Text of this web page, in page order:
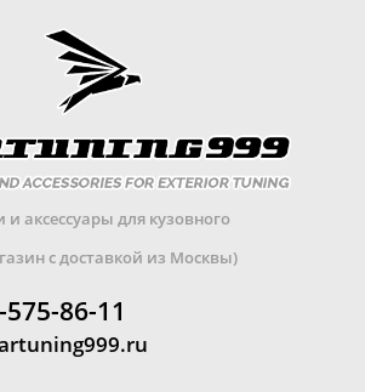
и аксессуары для кузовного
с доставкой из Москвы)
86-11